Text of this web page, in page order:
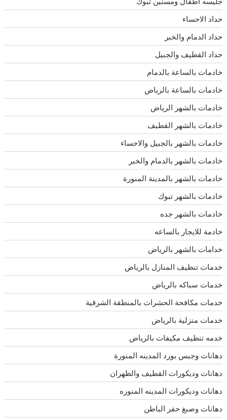
حداد الاحساء
حداد الدمام والخبر
حداد القطيف والجبيل
خادمات بالساعة بالدمام
خادمات بالساعة بالرياض
خادمات بالشهر الرياض
خادمات بالشهر القطيف
خادمات بالشهر بالجبيل والاحساء
خادمات بالشهر بالدمام والخبر
خادمات بالشهر بالمدينة المنورة
خادمات بالشهر تبوك
خادمات بالشهر جده
خادمة للايجار بالساعه
خدامات بالشهر بالرياض
خدمات تنظيف المنازل بالرياض
خدمات سباكه بالرياض
خدمات مكافحة الحشرات بالمنطقة الشرقية
خدمات منزلية بالرياض
خدمه تنظيف مكيفات بالرياض
دهانات وجبس بورد المدينه المنورة
دهانات وديكورات القطيف والظهران
دهانات وديكورات المدينه المنوره
دهانات وصبغ حفر الباطن